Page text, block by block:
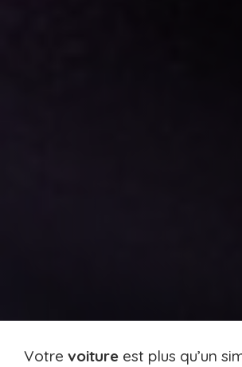
Votre voiture est plus qu’un